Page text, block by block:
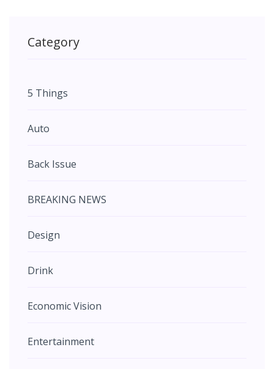
Category
5 Things
Auto
Back Issue
BREAKING NEWS
Design
Drink
Economic Vision
Entertainment